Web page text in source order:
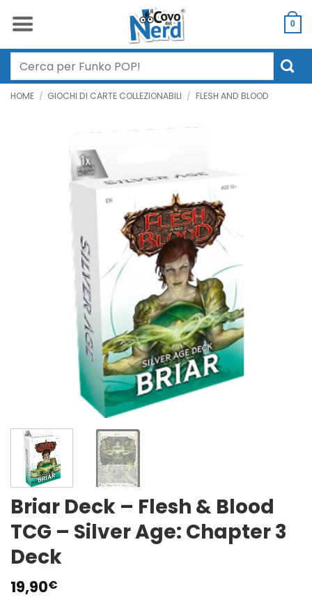
0
Cerca:
HOME / GIOCHI DI CARTE COLLEZIONABILI / FLESH AND BLOOD
Briar Deck – Flesh & Blood
TCG – Silver Age: Chapter 3
Deck
19,90€